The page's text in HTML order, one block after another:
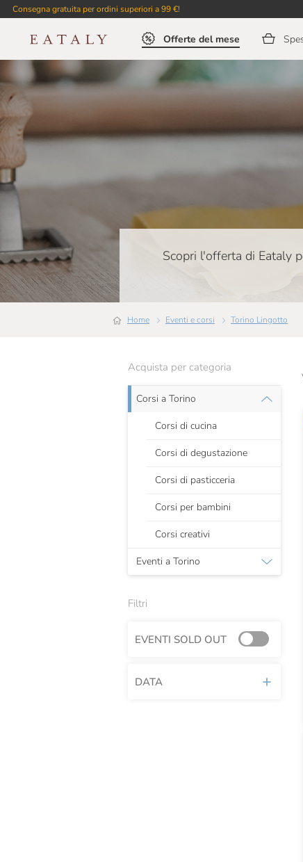
Consegna gratuita per ordini superiori a 99 €!
Offerte del mese
Scopri l'offerta di Eataly
Home Eventi e corsi Torino Lingotto
Acquista per categoria
Corsi a Torino
Corsi di cucina
Corsi di degustazione
Corsi di pasticceria
Corsi per bambini
Corsi creativi
Eventi a Torino
Filtri
EVENTI SOLD OUT
DATA